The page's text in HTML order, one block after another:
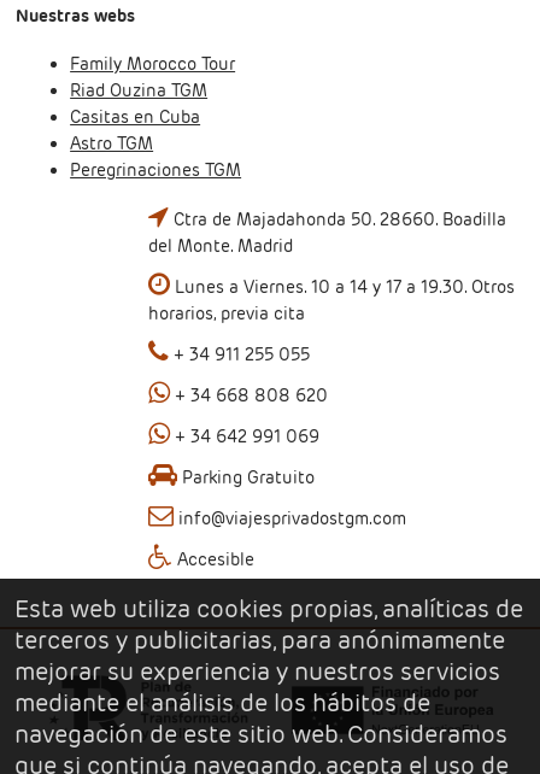
Nuestras webs
Family Morocco Tour
Riad Ouzina TGM
Casitas en Cuba
Astro TGM
Peregrinaciones TGM
Ctra de Majadahonda 50. 28660. Boadilla
del Monte. Madrid
Lunes a Viernes. 10 a 14 y 17 a 19.30. Otros
horarios, previa cita
+ 34 911 255 055
+ 34 668 808 620
+ 34 642 991 069
Parking Gratuito
info@viajesprivadostgm.com
Accesible
Esta web utiliza cookies propias, analíticas de
terceros y publicitarias, para anónimamente
mejorar su experiencia y nuestros servicios
mediante el análisis de los hábitos de
navegación de este sitio web. Consideramos
que si continúa navegando, acepta el uso de